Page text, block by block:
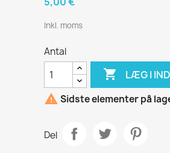
Inkl. moms
Antal
 LÆG I
 Sidste elementer på
Del